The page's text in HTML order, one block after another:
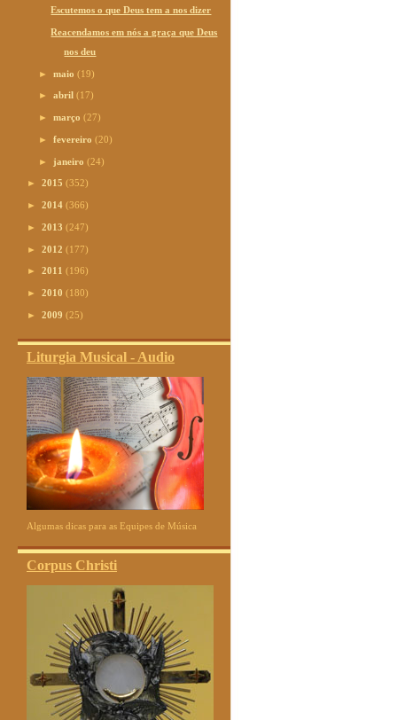
Escutemos o que Deus tem a nos dizer
Reacendamos em nós a graça que Deus
nos deu
►maio(19)
►abril(17)
►março(27)
►fevereiro(20)
► janeiro(24)
► 2015 (352)
► 2014 (366)
► 2013 (247)
► 2012 (177)
► 2011 (196)
► 2010 (180)
► 2009 (25)
Liturgia Musical - Audio
Algumas dicas para as Equipes de Música
Corpus Christi